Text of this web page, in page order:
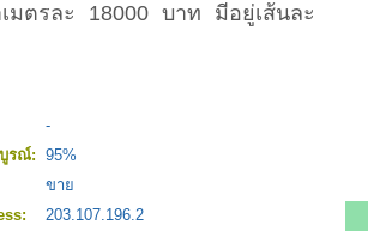
ตรละ 18000 บาท มีอยู่เส้นละ
-
รณ์: 95%
ขาย
203.107.196.2